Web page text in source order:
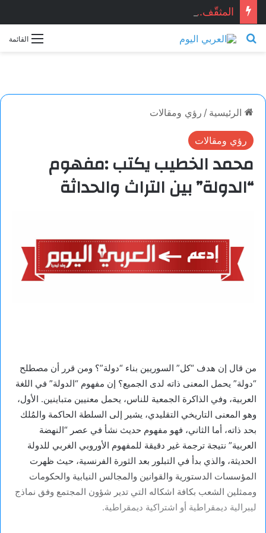
المثقّف.. قصيدة للشاعر السوري: ماجد الراوي
القائمة بحث عن
الرئيسية / رؤي ومقالات
رؤي ومقالات
محمد الخطيب يكتب :مفهوم
“الدولة” بين التراث والحداثة
من قال إن هدف “كل” السوريين بناء “دولة”؟ ومن قرر أن مصطلح
“دولة” يحمل المعنى ذاته لدى الجميع؟ إن مفهوم “الدولة” في اللغة
العربية، وفي الذاكرة الجمعية للناس، يحمل معنيين متباينين. الأول،
وهو المعنى التاريخي التقليدي، يشير إلى السلطة الحاكمة والمُلك
بحد ذاته، أما الثاني، فهو مفهوم حديث نشأ في عصر “النهضة
العربية” نتيجة ترجمة غير دقيقة للمفهوم الأوروبي الغربي للدولة
الحديثة، والذي بدأ في التبلور بعد الثورة الفرنسية، حيث ظهرت
المؤسسات الدستورية والقوانين والمجالس النيابية والحكومات
وممثلين الشعب بكافة اشكاله التي تدير شؤون المجتمع وفق نماذج
ليبرالية ديمقراطية أو اشتراكية ديمقراطية.